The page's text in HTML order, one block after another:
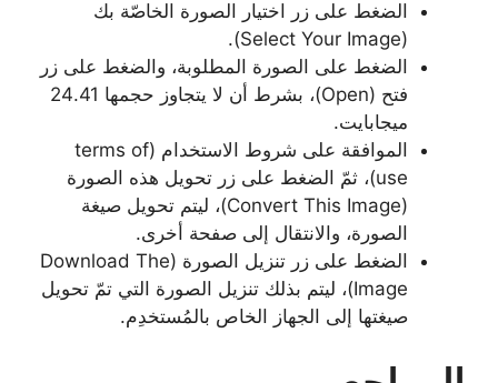
الضغط على زر اختيار الصورة الخاصّة بك
(Select Your Image).
الضغط على الصورة المطلوبة، والضغط على زر
فتح (Open)، بشرط أن لا يتجاوز حجمها 24.41
ميجابايت.
الموافقة على شروط الاستخدام (terms of
use)، ثمّ الضغط على زر تحويل هذه الصورة
(Convert This Image)، ليتم تحويل صيغة
الصورة، والانتقال إلى صفحة أخرى.
الضغط على زر تنزيل الصورة (Download The
Image)، ليتم بذلك تنزيل الصورة التي تمّ تحويل
صيغتها إلى الجهاز الخاص بالمُستخدِم.